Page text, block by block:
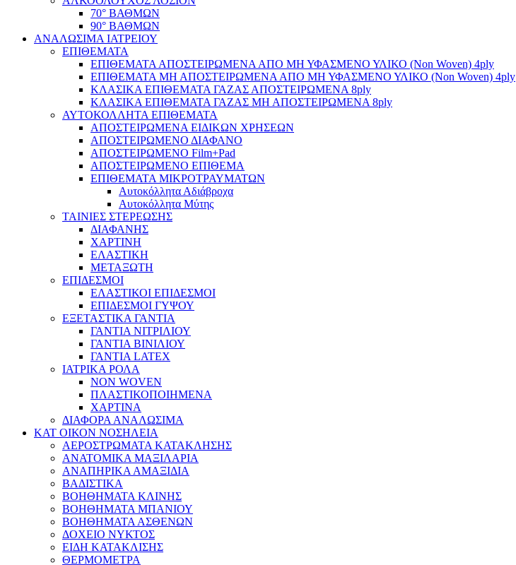
70° ΒΑΘΜΩΝ
90° ΒΑΘΜΩΝ
ΑΝΑΛΩΣΙΜΑ ΙΑΤΡΕΙΟΥ
ΕΠΙΘΕΜΑΤΑ
ΕΠΙΘΕΜΑΤΑ ΑΠΟΣΤΕΙΡΩΜΕΝΑ ΑΠΟ ΜΗ ΥΦΑΣΜΕΝΟ ΥΛΙΚΟ (Non Woven) 4ply
ΕΠΙΘΕΜΑΤΑ ΜΗ ΑΠΟΣΤΕΙΡΩΜΕΝΑ ΑΠΟ ΜΗ ΥΦΑΣΜΕΝΟ ΥΛΙΚΟ (Non Woven) 4ply
ΚΛΑΣΙΚΑ ΕΠΙΘΕΜΑΤΑ ΓΑΖΑΣ ΑΠΟΣΤΕΙΡΩΜΕΝΑ 8ply
ΚΛΑΣΙΚΑ ΕΠΙΘΕΜΑΤΑ ΓΑΖΑΣ ΜΗ ΑΠΟΣΤΕΙΡΩΜΕΝΑ 8ply
ΑΥΤΟΚΟΛΛΗΤΑ ΕΠΙΘΕΜΑΤΑ
ΑΠΟΣΤΕΙΡΩΜΕΝΑ ΕΙΔΙΚΩΝ ΧΡΗΣΕΩΝ
ΑΠΟΣΤΕΙΡΩΜΕΝΟ ΔΙΑΦΑΝΟ
ΑΠΟΣΤΕΙΡΩΜΕΝΟ Film+Pad
ΑΠΟΣΤΕΙΡΩΜΕΝΟ ΕΠΙΘΕΜΑ
ΕΠΙΘΕΜΑΤΑ ΜΙΚΡΟΤΡΑΥΜΑΤΩΝ
Αυτοκόλλητα Αδιάβροχα
Αυτοκόλλητα Μύτης
ΤΑΙΝΙΕΣ ΣΤΕΡΕΩΣΗΣ
ΔΙΑΦΑΝΗΣ
ΧΑΡΤΙΝΗ
ΕΛΑΣΤΙΚΗ
ΜΕΤΑΞΩΤΗ
ΕΠΙΔΕΣΜΟΙ
ΕΛΑΣΤΙΚΟΙ ΕΠΙΔΕΣΜΟΙ
ΕΠΙΔΕΣΜΟΙ ΓΥΨΟΥ
ΕΞΕΤΑΣΤΙΚΑ ΓΑΝΤΙΑ
ΓΑΝΤΙΑ ΝΙΤΡΙΛΙΟΥ
ΓΑΝΤΙΑ ΒΙΝΙΛΙΟΥ
ΓΑΝΤΙΑ LATEX
ΙΑΤΡΙΚΑ ΡΟΛΑ
NON WOVEN
ΠΛΑΣΤΙΚΟΠΟΙΗΜΕΝΑ
ΧΑΡΤΙΝΑ
ΔΙΑΦΟΡΑ ΑΝΑΛΩΣΙΜΑ
ΚΑΤ ΟΙΚΟΝ ΝΟΣΗΛΕΙΑ
ΑΕΡΟΣΤΡΩΜΑΤΑ ΚΑΤΑΚΛΗΣΗΣ
ΑΝΑΤΟΜΙΚΑ ΜΑΞΙΛΑΡΙΑ
ΑΝΑΠΗΡΙΚΑ ΑΜΑΞΙΔΙΑ
ΒΑΔΙΣΤΙΚΑ
ΒΟΗΘΗΜΑΤΑ ΚΛΙΝΗΣ
ΒΟΗΘΗΜΑΤΑ ΜΠΑΝΙΟΥ
ΒΟΗΘΗΜΑΤΑ ΑΣΘΕΝΩΝ
ΔΟΧΕΙΟ ΝΥΚΤΟΣ
ΕΙΔΗ ΚΑΤΑΚΛΙΣΗΣ
ΘΕΡΜΟΜΕΤΡΑ